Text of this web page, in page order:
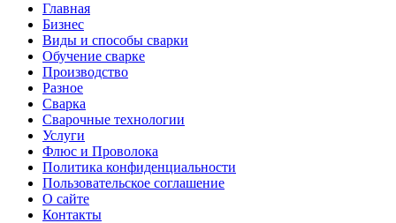
Главная
Бизнес
Виды и способы сварки
Обучение сварке
Производство
Разное
Сварка
Сварочные технологии
Услуги
Флюс и Проволока
Политика конфиденциальности
Пользовательское соглашение
О сайте
Контакты